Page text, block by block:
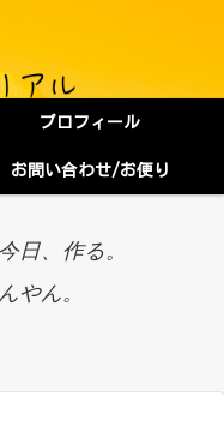
プロフィール
お問い合わせ/お便り
日、作る。
やん。